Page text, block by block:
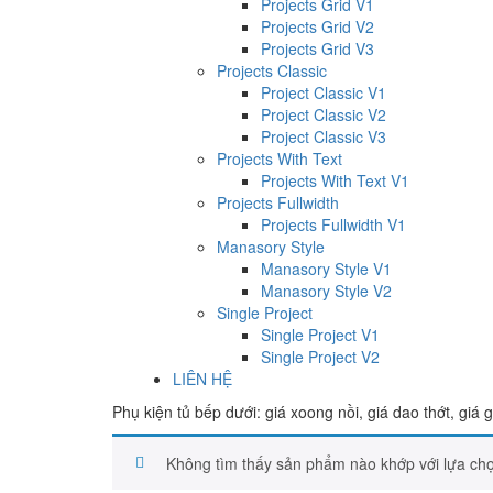
Projects Grid V1
Projects Grid V2
Projects Grid V3
Projects Classic
Project Classic V1
Project Classic V2
Project Classic V3
Projects With Text
Projects With Text V1
Projects Fullwidth
Projects Fullwidth V1
Manasory Style
Manasory Style V1
Manasory Style V2
Single Project
Single Project V1
Single Project V2
LIÊN HỆ
Phụ kiện tủ bếp dưới: giá xoong nồi, giá dao thớt, giá
Không tìm thấy sản phẩm nào khớp với lựa